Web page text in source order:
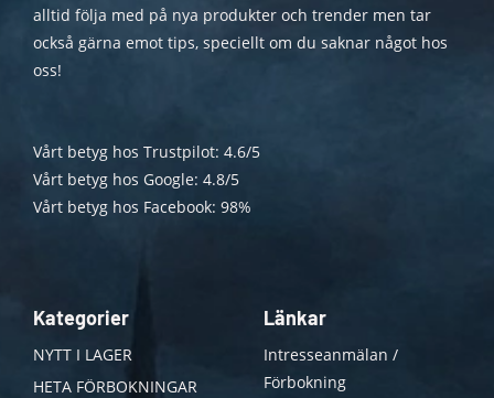
alltid följa med på nya produkter och trender men tar
också gärna emot tips, speciellt om du saknar något hos
oss!
Vårt betyg hos Trustpilot: 4.6/5
Vårt betyg hos Google: 4.8/5
Vårt betyg hos Facebook: 98%
Kategorier
NYTT I LAGER
HETA FÖRBOKNINGAR
Länkar
Intresseanmälan /
Förbokning